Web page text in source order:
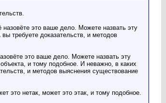
назовёте это ваше дело. Можете назвать эту
требуете доказательств, и методов
это ваше дело. Можете назвать эту
и тому подобное. И неважно, в каких
и методов выяснения существование
это нетак, может это этак, и тому подобное.